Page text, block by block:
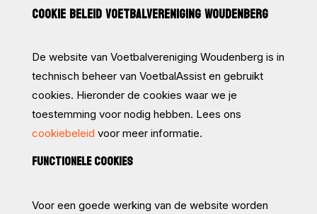
COOKIE BELEID VOETBALVERENIGING WOUDENBERG
De website van Voetbalvereniging Woudenberg is in
technisch beheer van VoetbalAssist en gebruikt
cookies. Hieronder de cookies waar we je
toestemming voor nodig hebben. Lees ons
cookiebeleid voor meer informatie.
FUNCTIONELE COOKIES
Voor een goede werking van de website worden